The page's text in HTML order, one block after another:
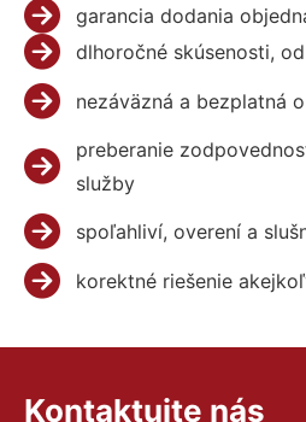
garancia dodania
dlhoročné skúsenosti,
nezáväzná a bezplatná
preberanie
služby
spoľahliví, overení a
korektné riešenie
Kontaktujte nás